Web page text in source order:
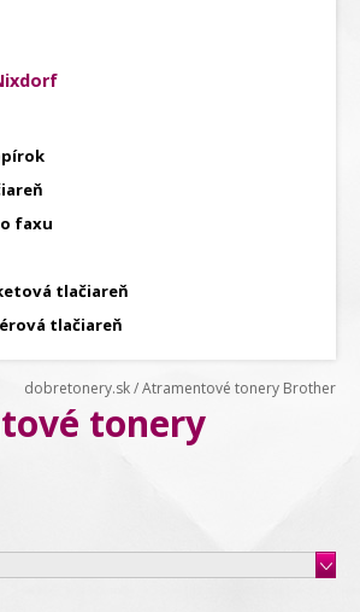
faxu
tlačiareň
tlačiareň
dobretonery.sk/Atramentové tonery Brother
tonery